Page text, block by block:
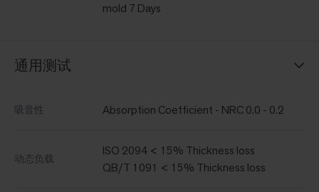
mold 7 Days
通用测试
吸音性 Absorption Coefficient - NRC 0.0 - 0.2
动态负载
ISO 2094 < 15% Thickness loss
QB/T 1091 < 15% Thickness loss